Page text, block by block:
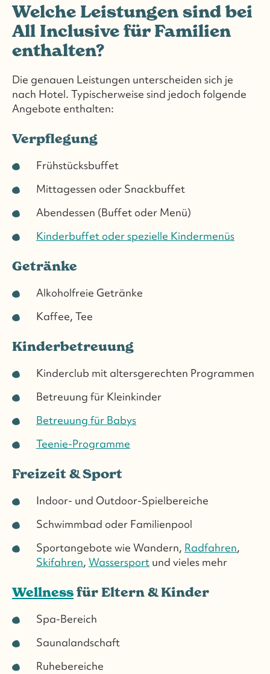
Welche Leistungen sind bei
All Inclusive für Familien
enthalten?
Die genauen Leistungen unterscheiden sich je
nach Hotel. Typischerweise sind jedoch folgende
Angebote enthalten:
Verpflegung
Frühstücksbuffet
Mittagessen oder Snackbuffet
Abendessen (Buffet oder Menü)
Kinderbuffet oder spezielle Kindermenüs
Getränke
Alkoholfreie Getränke
Kaffee, Tee
Kinderbetreuung
Kinderclub mit altersgerechten Programmen
Betreuung für Kleinkinder
Betreuung für Babys
Teenie-Programme
Freizeit & Sport
Indoor- und Outdoor-Spielbereiche
Schwimmbad oder Familienpool
Sportangebote wie Wandern, Radfahren,
Skifahren, Wassersport und vieles mehr
Wellnessfür Eltern & Kinder
Spa-Bereich
Saunalandschaft
Ruhebereiche